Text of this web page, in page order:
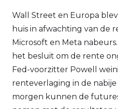
Wall Street en Europa
huis in afwachting van de
Microsoft en Meta
het besluit om de rente
Fed-voorzitter Powell
renteverlaging in de
morgen kunnen de